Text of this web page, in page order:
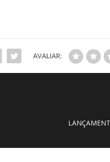
AVALIAR: